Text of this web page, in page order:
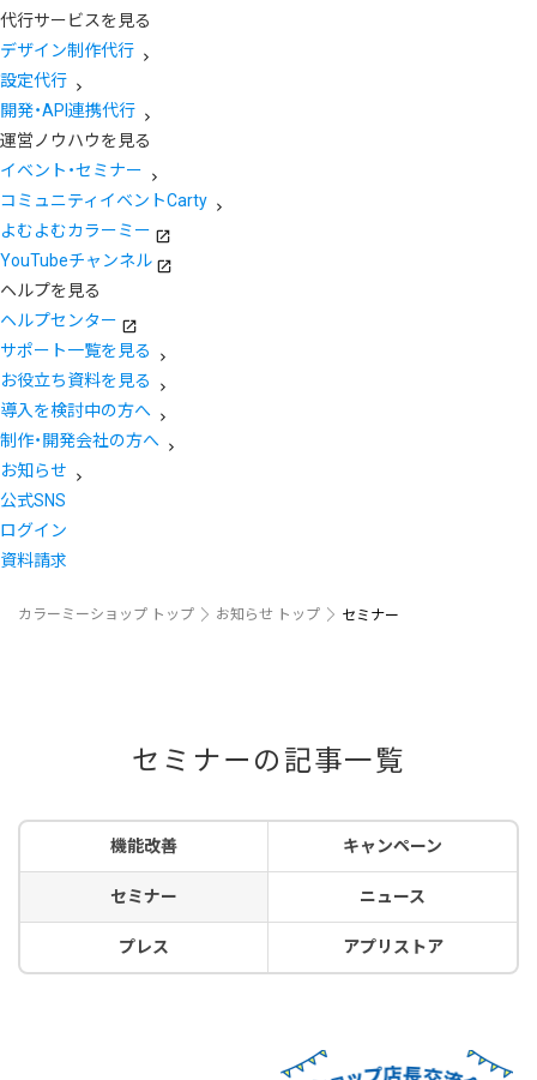
代行サービスを見る
デザイン制作代行
設定代行
開発・API連携代行
運営ノウハウを見る
イベント・セミナー
コミュニティイベントCarty
よむよむカラーミー
YouTubeチャンネル
ヘルプを見る
ヘルプセンター
サポート一覧を見る
お役立ち資料を見る
導入を検討中の方へ
制作・開発会社の方へ
お知らせ
公式SNS
ログイン
資料請求
カラーミーショップ トップ お知らせ トップ セミナー
セミナーの記事一覧
機能改善 キャンペーン
セミナー ニュース
プレス アプリストア